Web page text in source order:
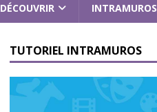
DÉCOUVRIR INTRAMUROS
TUTORIEL INTRAMUROS